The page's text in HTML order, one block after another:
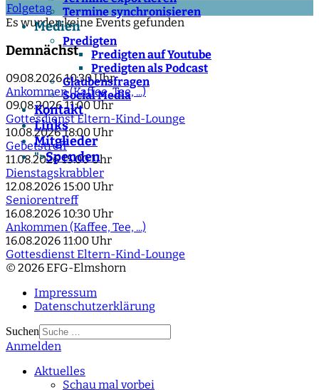
Termine synchronisieren
Medien
Predigten
Predigten auf Youtube
Predigten als Podcast
Glaubensfragen
Social Media
Kontakt
Links
Mitglieder
">Spenden
Folgetag
Es wurden keine Events gefunden
Demnächst
09.08.2026 10:30 Uhr
Ankommen (Kaffee, Tee, ...)
09.08.2026 11:00 Uhr
Gottesdienst Eltern-Kind-Lounge
10.08.2026 18:00 Uhr
Gebetstreff
11.08.2026 15:00 Uhr
Dienstagskrabbler
12.08.2026 15:00 Uhr
Seniorentreff
16.08.2026 10:30 Uhr
Ankommen (Kaffee, Tee, ...)
16.08.2026 11:00 Uhr
Gottesdienst Eltern-Kind-Lounge
© 2026 EFG-Elmshorn
Impressum
Datenschutzerklärung
Suchen
Type 2 or more
Anmelden
Aktuelles
Schau mal vorbei